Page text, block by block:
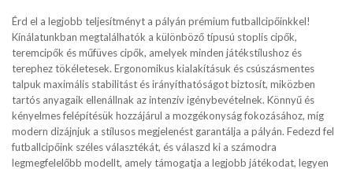
Érd el a legjobb teljesítményt a pályán prémium futballcipőinkkel!
Kínálatunkban megtalálhatók a különböző típusú stoplis cipők,
teremcipők és műfüves cipők, amelyek minden játékstílushoz és
terephez tökéletesek. Ergonomikus kialakításuk és csúszásmentes
talpuk maximális stabilitást és irányíthatóságot biztosít, miközben
tartós anyagaik ellenállnak az intenzív igénybevételnek. Könnyű és
kényelmes felépítésük hozzájárul a mozgékonyság fokozásához, míg
modern dizájnjuk a stílusos megjelenést garantálja a pályán. Fedezd fel
futballcipőink széles választékát, és válaszd ki a számodra
legmegfelelőbb modellt, amely támogatja a legjobb játékodat, legyen